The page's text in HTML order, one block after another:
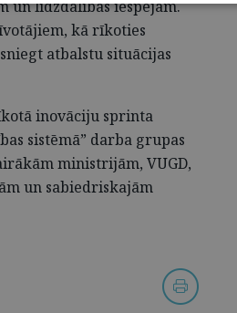
un līdzdalības iespējām.
kā rīkoties
atbalstu situācijas
inovāciju sprinta
sistēmā” darba grupas
ministrijām, VUGD,
un sabiedriskajām